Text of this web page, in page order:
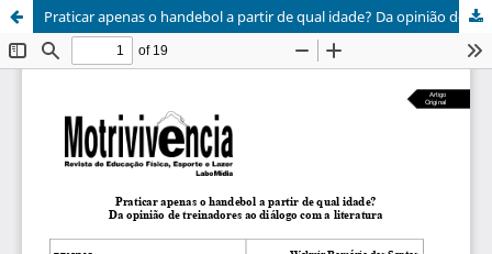
Praticar apenas o handebol a partir de qual idade? Da opinião de treinadores ao diálogo com a literatura